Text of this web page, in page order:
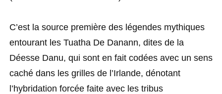
C’est la source première des légendes mythiques
entourant les Tuatha De Danann, dites de la
Déesse Danu, qui sont en fait codées avec un sens
caché dans les grilles de l’Irlande, dénotant
l’hybridation forcée faite avec les tribus